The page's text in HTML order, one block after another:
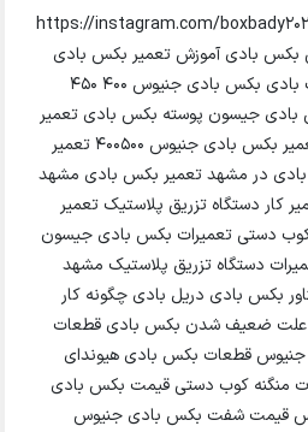
https://instagram.com/
بکس بادی آموزش تعمیر بکس بادی
جنیوس آموزش تعمیر میخکوب بادی بکس بادی جنیوس 400 450
جنیوس 9500 بکس بادی جیسون پوسته بکس بادی تعمیر
بکس بادی جنیوس ۴۰۰۴۰۰ تعمیر بکس بادی جنیوس ۴۰۰۵۰۰ تعمیر
در مشهد تعمیر بکس بادی مشهد
کار دستگاه تزریق پلاستیک تعمیر
کوب دستی تعمیرات بکس بادی جیسون
دستگاه تزریق پلاستیک مشهد
بکس بادی دریل بادی چگونه کار
علت ضعیف شدن بکس بادی قطعات
قطعات بکس بادی هیوندای
منگنه کوب دستی قیمت بکس بادی
قیمت شفت بکس بادی جنیوس